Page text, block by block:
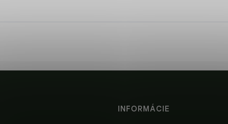
INFORMÁCIE